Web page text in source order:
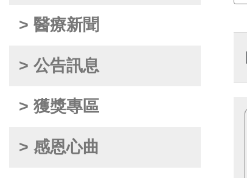
> 醫療新聞
> 公告訊息
> 獲獎專區
> 感恩心曲